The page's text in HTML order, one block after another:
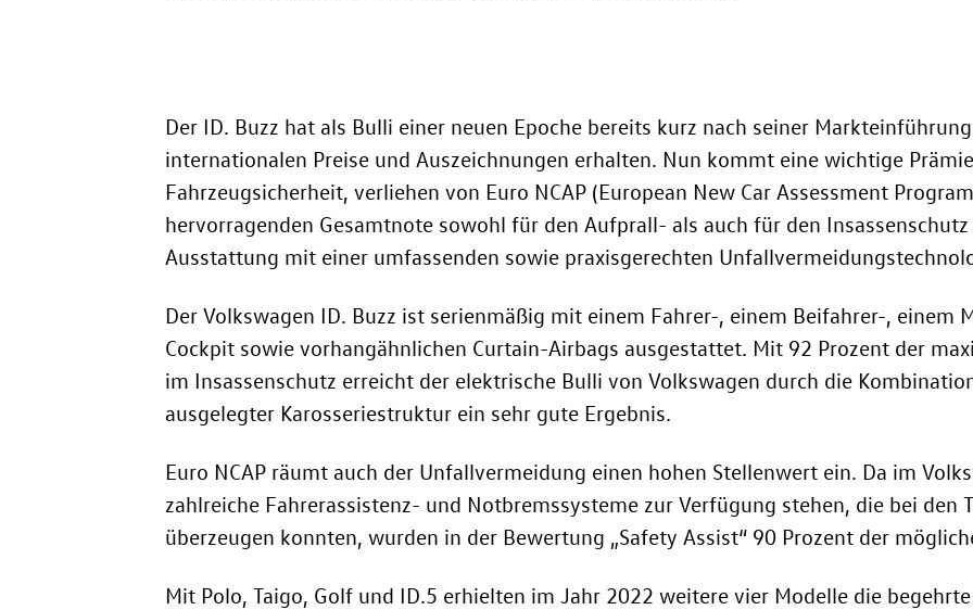
Der ID. Buzz hat als Bulli einer neuen Epoche bereits kurz nach seiner
internationalen Preise und Auszeichnungen erhalten. Nun kommt eine wichtige
Fahrzeugsicherheit, verliehen von Euro NCAP (European New Car Assessment
hervorragenden Gesamtnote sowohl für den Aufprall- als auch für den
Ausstattung mit einer umfassenden sowie praxisgerechten
Der Volkswagen ID. Buzz ist serienmäßig mit einem Fahrer-, einem Beifahrer-, einem
Cockpit sowie vorhangähnlichen Curtain-Airbags ausgestattet. Mit 92 Prozent der
im Insassenschutz erreicht der elektrische Bulli von Volkswagen durch die
ausgelegter Karosseriestruktur ein sehr gute Ergebnis.
Euro NCAP räumt auch der Unfallvermeidung einen hohen Stellenwert ein. Da im
zahlreiche Fahrerassistenz- und Notbremssysteme zur Verfügung stehen, die bei den
überzeugen konnten, wurden in der Bewertung „Safety Assist“ 90 Prozent der
Mit Polo, Taigo, Golf und ID.5 erhielten im Jahr 2022 weitere vier Modelle die